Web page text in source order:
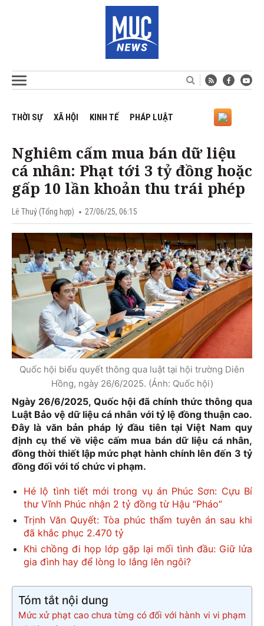
THỜI SỰ XÃ HỘI KINH TẾ PHÁP LUẬT
Nghiêm cấm mua bán dữ liệu
cá nhân: Phạt tới 3 tỷ đồng hoặc
gấp 10 lần khoản thu trái phép
Lê Thuỷ (Tổng hợp) 27/06/25, 06:15
Quốc hội biểu quyết thông qua luật tại hội trường Diên
Hồng, ngày 26/6/2025. (Ảnh: Quốc hội)
Ngày 26/6/2025, Quốc hội đã chính thức thông qua
Luật Bảo vệ dữ liệu cá nhân với tỷ lệ đồng thuận cao.
Đây là văn bản pháp lý đầu tiên tại Việt Nam quy
định cụ thể về việc cấm mua bán dữ liệu cá nhân,
đồng thời thiết lập mức phạt hành chính lên đến 3 tỷ
đồng đối với tổ chức vi phạm.
Hé lộ tình tiết mới trong vụ án Phúc Sơn: Cựu Bí
thư Vĩnh Phúc nhận 2 tỷ đồng từ Hậu “Pháo”
Trịnh Văn Quyết: Tòa phúc thẩm tuyên án sau khi
đã khắc phục 2.470 tỷ
Khi chồng đi họp lớp gặp lại mối tình đầu: Giữ lửa
gia đình hay để lòng lo lắng lên ngôi?
Tóm tắt nội dung
Mức xử phạt cao chưa từng có đối với hành vi vi phạm